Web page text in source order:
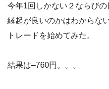
今年1回しかない２ならびの
縁起が良いのかはわからな
トレードを始めてみた。
結果は–760円。。。